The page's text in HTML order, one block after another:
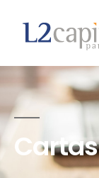
Cartas